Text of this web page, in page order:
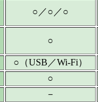
○／○／○
○
○（USB／Wi-Fi）
○
－